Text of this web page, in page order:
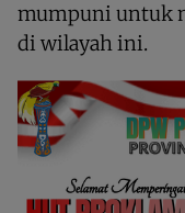
mumpuni untuk
di wilayah ini.